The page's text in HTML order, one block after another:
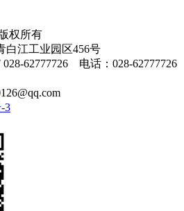
权所有
白江工业园区456号
028-62777726 电话：028-62777726
3